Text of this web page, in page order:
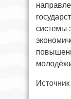
системы
Источник